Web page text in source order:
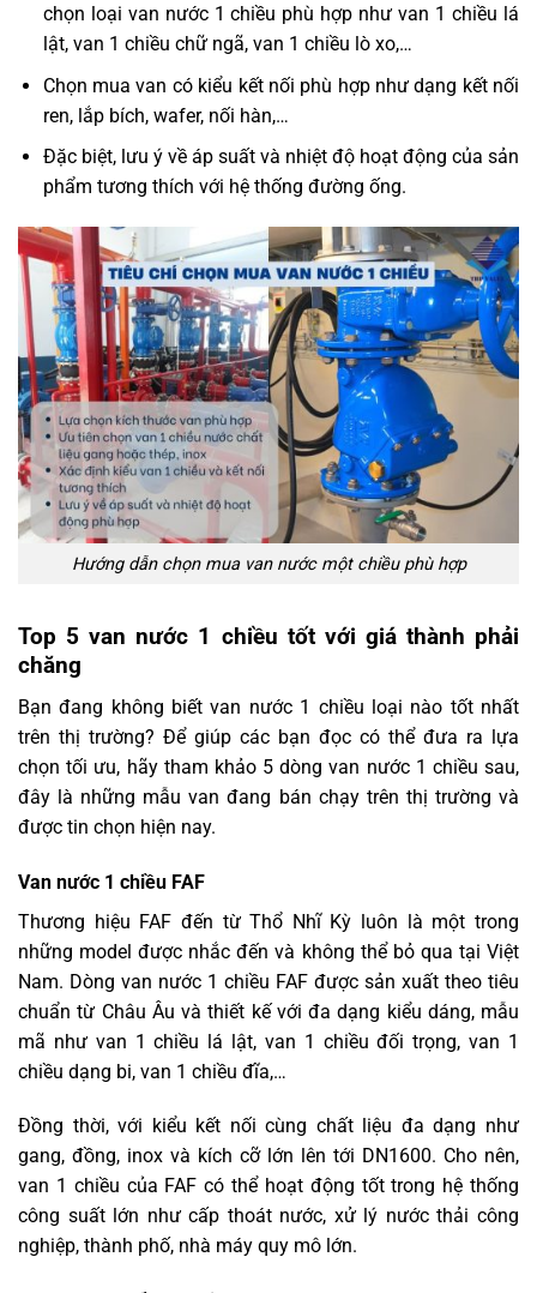
chọn loại van nước 1 chiều phù hợp như van 1 chiều lá
lật, van 1 chiều chữ ngã, van 1 chiều lò xo,…
Chọn mua van có kiểu kết nối phù hợp như dạng kết nối
ren, lắp bích, wafer, nối hàn,…
Đặc biệt, lưu ý về áp suất và nhiệt độ hoạt động của sản
phẩm tương thích với hệ thống đường ống.
Hướng dẫn chọn mua van nước một chiều phù hợp
Top 5 van nước 1 chiều tốt với giá thành phải
chăng
Bạn đang không biết van nước 1 chiều loại nào tốt nhất
trên thị trường? Để giúp các bạn đọc có thể đưa ra lựa
chọn tối ưu, hãy tham khảo 5 dòng van nước 1 chiều sau,
đây là những mẫu van đang bán chạy trên thị trường và
được tin chọn hiện nay.
Van nước 1 chiều FAF
Thương hiệu FAF đến từ Thổ Nhĩ Kỳ luôn là một trong
những model được nhắc đến và không thể bỏ qua tại Việt
Nam. Dòng van nước 1 chiều FAF được sản xuất theo tiêu
chuẩn từ Châu Âu và thiết kế với đa dạng kiểu dáng, mẫu
mã như van 1 chiều lá lật, van 1 chiều đối trọng, van 1
chiều dạng bi, van 1 chiều đĩa,…
Đồng thời, với kiểu kết nối cùng chất liệu đa dạng như
gang, đồng, inox và kích cỡ lớn lên tới DN1600. Cho nên,
van 1 chiều của FAF có thể hoạt động tốt trong hệ thống
công suất lớn như cấp thoát nước, xử lý nước thải công
nghiệp, thành phố, nhà máy quy mô lớn.